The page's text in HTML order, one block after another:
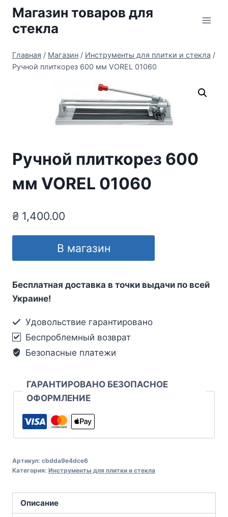
Перейти
содержимому
Магазин товаров для
стекла
Главная / Магазин / Инструменты для плитки и стекла /
Ручной плиткорез 600 мм VOREL 01060
Ручной плиткорез 600
мм VOREL 01060
₴ 1,400.00
В магазин
Бесплатная доставка в точки выдачи по всей
Украине!
Удовольствие гарантировано
Беспроблемный возврат
Безопасные платежи
ГАРАНТИРОВАНО БЕЗОПАСНОЕ
ОФОРМЛЕНИЕ
Артикул: cbdda9e4dce6
Категория: Инструменты для плитки и стекла
Описание